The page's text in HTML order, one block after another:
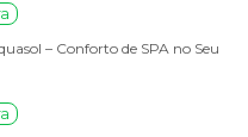
– Conforto de SPA no Seu